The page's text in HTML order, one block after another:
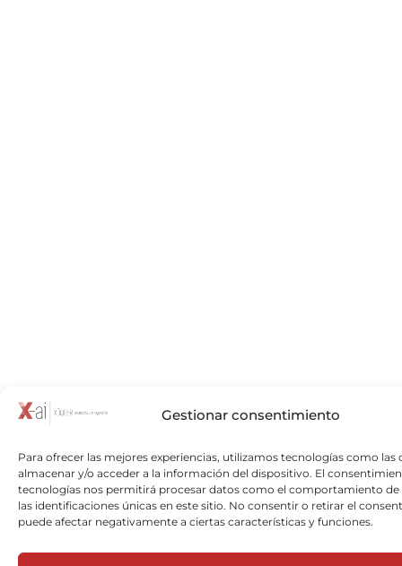
Gestionar consentimiento
Para ofrecer las mejores experiencias, utilizamos tecnologías como las
almacenar y/o acceder a la información del dispositivo. El
tecnologías nos permitirá procesar datos como el comportamiento de
las identificaciones únicas en este sitio. No consentir o retirar el
puede afectar negativamente a ciertas características y funciones.